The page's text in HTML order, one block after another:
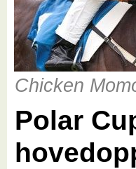
Chicken
Polar